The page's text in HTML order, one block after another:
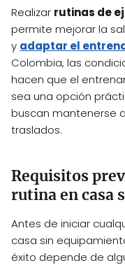
Realizar rutinas de
permite mejorar la
y adaptar el
Colombia, las
hacen que el
sea una opción
buscan mantenerse
traslados.
Requisitos
rutina en casa
Antes de iniciar
casa sin
éxito depende de